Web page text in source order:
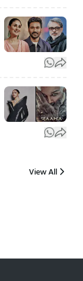
View All